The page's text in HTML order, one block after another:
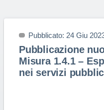
Pubblicato: 24 Giu
Pubblicazione
Misura 1.4.1 –
nei servizi